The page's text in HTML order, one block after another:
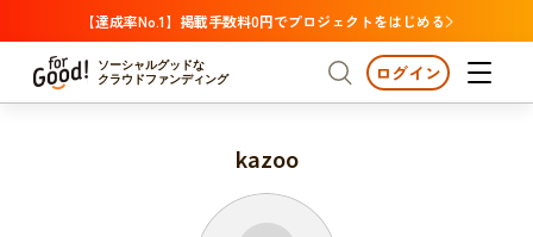
【達成率No.1】掲載手数料0円でプロジェクトをはじめる
ソーシャルグッドな
クラウドファンディング
プロジェクトからさがす 注目
支援金額が多い
ログイン
kazoo